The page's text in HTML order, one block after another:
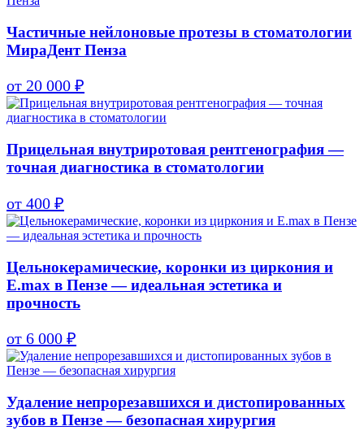
Частичные нейлоновые протезы в стоматологии
МираДент Пенза
от 20 000 ₽
Прицельная внутриротовая рентгенография —
точная диагностика в стоматологии
от 400 ₽
Цельнокерамические, коронки из циркония и
E.max в Пензе — идеальная эстетика и
прочность
от 6 000 ₽
Удаление непрорезавшихся и дистопированных
зубов в Пензе — безопасная хирургия